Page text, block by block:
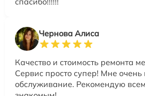
Чернова Алиса
Качество и стоимость ремонта
Сервис просто супер! Мне очень
обслуживание. Рекомендую